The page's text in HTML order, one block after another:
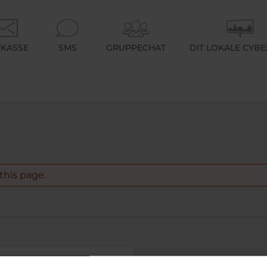
SMS GRUPPECHAT DIT LOKALE
page.